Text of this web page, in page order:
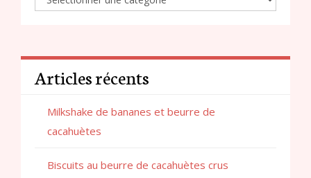
Articles récents
Milkshake de bananes et beurre de
cacahuètes
Biscuits au beurre de cacahuètes crus